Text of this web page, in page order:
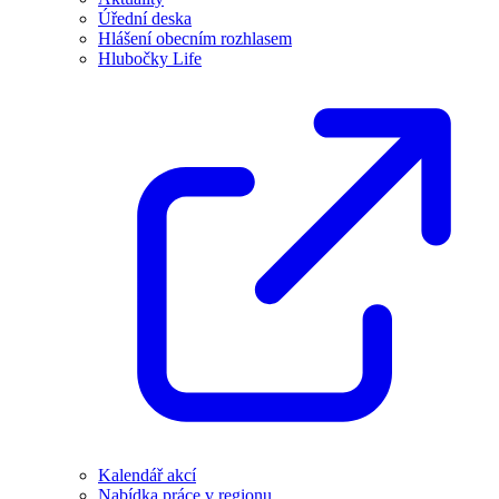
Úřední deska
Hlášení obecním rozhlasem
Hlubočky Life
Kalendář akcí